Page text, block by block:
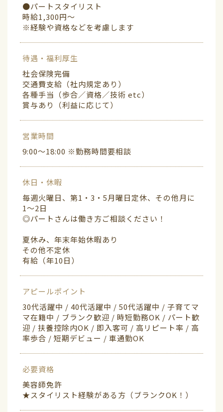
●パートスタイリスト
時給1,300円〜
※経験や資格などを考慮します
待遇・福利厚生
社会保険完備
交通費支給（社内規定あり）
各種手当（歩合／資格／技術 etc）
賞与あり（利益に応じて）
営業時間
9:00〜18:00 ※勤務時間要相談
休日・休暇
毎週火曜日、第1・3・5月曜日定休、その他月に
1〜2日
◎パートさんは働き方ご相談ください！
夏休み、年末年始休暇あり
その他不定休
有給（年10日）
アピールポイント
30代活躍中 / 40代活躍中 / 50代活躍中 / 子育てマ
マ在籍中 / ブランク歓迎 / 時短勤務OK / パート歓
迎 / 扶養控除内OK / 即入客可 / 高リピート率 / 高
率歩合 / 短期デビュー / 車通勤OK
必要資格
美容師免許
★スタイリスト経験がある方（ブランクOK！）